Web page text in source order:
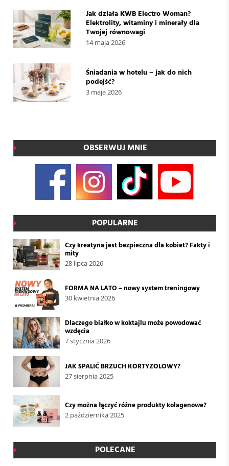
Jak działa KWB Electro Woman?
Elektrolity, witaminy i minerały dla
Twojej równowagi
14 maja 2026
Śniadania w hotelu – jak do nich
podejść?
3 maja 2026
OBSERWUJ MNIE
POPULARNE
Czy kreatyna jest bezpieczna dla kobiet? Fakty i
mity
28 lipca 2026
FORMA NA LATO – nowy system treningowy
30 kwietnia 2026
Dlaczego białko w koktajlu może powodować
wzdęcia
7 stycznia 2026
JAK SPALIĆ BRZUCH KORTYZOLOWY?
27 sierpnia 2025
Czy można łączyć różne produkty kolagenowe?
2 października 2025
POLECANE